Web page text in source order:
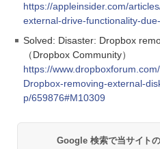
https://appleinsider.com/
external-drive-functionality-
Solved: Disaster: Dropbox
（Dropbox Community）
https://
Dropbox-removing-external-
p/659876#M10309
Google 検索で当サイト